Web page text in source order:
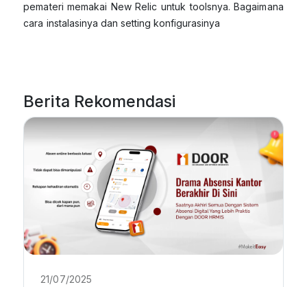
pemateri memakai New Relic untuk toolsnya. Bagaimana
cara instalasinya dan setting konfigurasinya
Berita Rekomendasi
21/07/2025